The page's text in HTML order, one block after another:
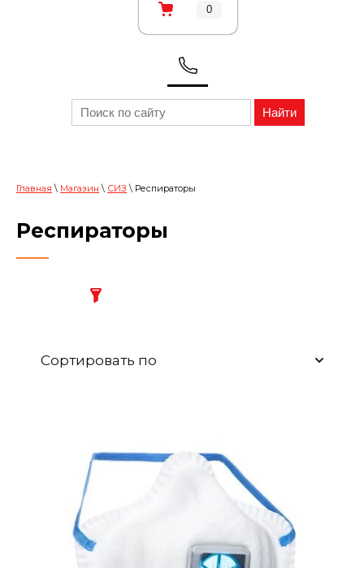
0
Главная \ Магазин \ СИЗ \ Респираторы
Респираторы
Сортировать по